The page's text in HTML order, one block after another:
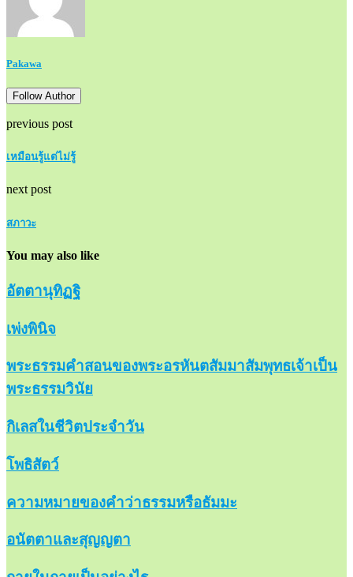
Pakawa
Follow Author
previous post
เหมือนรู้แต่ไม่รู้
next post
สภาวะ
You may also like
อัตตานุทิฏฐิ
เพ่งพินิจ
พระธรรมคำสอนของพระอรหันตสัมมาสัมพุทธเจ้าเป็น
พระธรรมวินัย
กิเลสในชีวิตประจำวัน
โพธิสัตว์
ความหมายของคำว่าธรรมหรือธัมมะ
อนัตตาและสุญญตา